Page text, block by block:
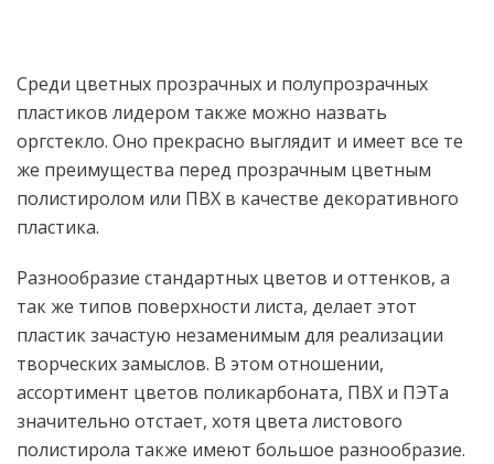
Среди цветных прозрачных и полупрозрачных
пластиков лидером также можно назвать
оргстекло. Оно прекрасно выглядит и имеет все те
же преимущества перед прозрачным цветным
полистиролом или ПВХ в качестве декоративного
пластика.
Разнообразие стандартных цветов и оттенков, а
так же типов поверхности листа, делает этот
пластик зачастую незаменимым для реализации
творческих замыслов. В этом отношении,
ассортимент цветов поликарбоната, ПВХ и ПЭТа
значительно отстает, хотя цвета листового
полистирола также имеют большое разнообразие.